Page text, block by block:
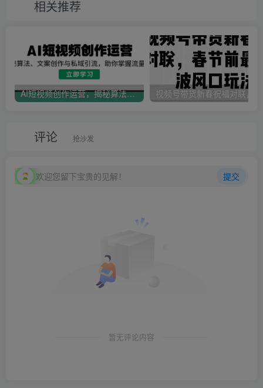
相关推荐
AI短视频创作运营，揭秘算法、文案创作与私域引流，助你掌握流量密码
评论 抢沙发
欢迎您留下宝贵的见解！ 提交
暂无评论内容